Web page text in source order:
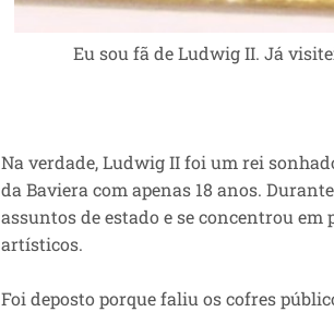
Eu sou fã de Ludwig II. Já
Na verdade, Ludwig II foi um rei
da Baviera com apenas 18 anos.
assuntos de estado e se concentrou em
artísticos.
Foi deposto porque faliu os cofres